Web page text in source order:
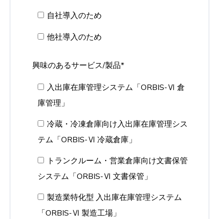
自社導入のため
他社導入のため
興味のあるサービス/製品*
入出庫在庫管理システム「ORBIS-Ⅵ 倉
庫管理」
冷蔵・冷凍倉庫向け入出庫在庫管理シス
テム「ORBIS-Ⅵ 冷蔵倉庫」
トランクルーム・営業倉庫向け文書保管
システム「ORBIS-Ⅵ 文書保管」
製造業特化型 入出庫在庫管理システム
「ORBIS-Ⅵ 製造工場」